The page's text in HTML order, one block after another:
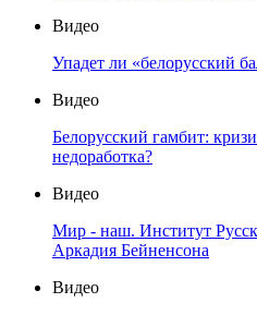
Видео
Упадет ли «белорусский
Видео
Белорусский гамбит:
недоработка?
Видео
Мир - наш. Институт
Аркадия Бейненсона
Видео